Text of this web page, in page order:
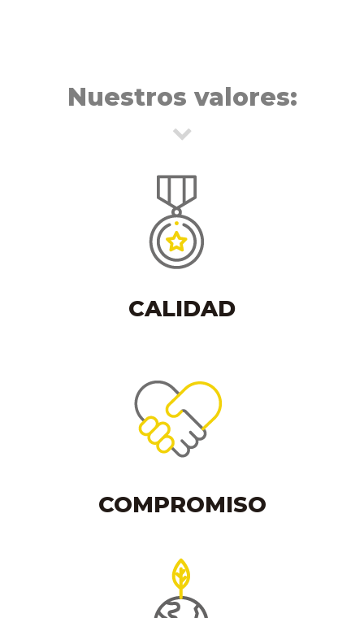
Nuestros valores:
CALIDAD
COMPROMISO